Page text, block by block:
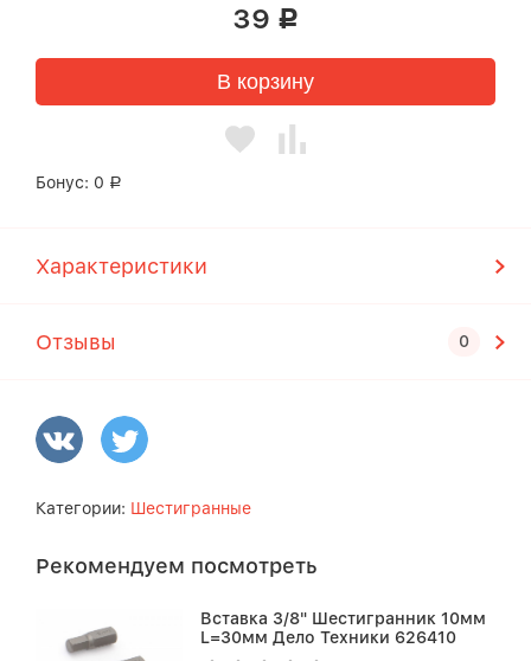
39 Р
В корзину
Бонус: 0 Р
Характеристики
Отзывы
Категории: Шестигранные
Рекомендуем посмотреть
Вставка 3/8" Шестигранник 10мм
L=30мм Дело Техники 626410